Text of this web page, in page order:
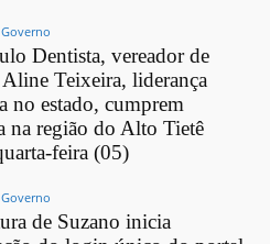
Dentista, vereador de
Aline Teixeira, liderança
no estado, cumprem
na região do Alto Tietê
feira (05)
de Suzano inicia